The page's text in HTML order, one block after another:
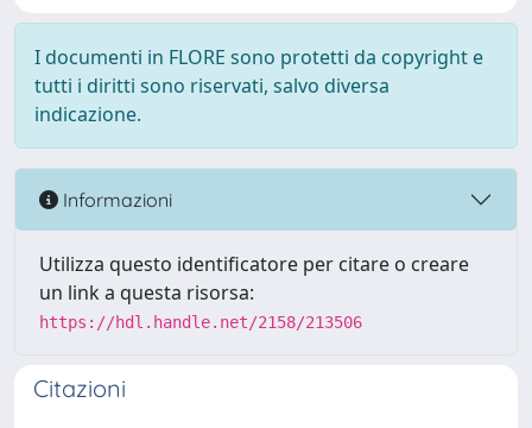
I documenti in FLORE sono protetti da copyright e
tutti i diritti sono riservati, salvo diversa
indicazione.
Informazioni
Utilizza questo identificatore per citare o creare
un link a questa risorsa:
https://hdl.handle.net/2158/213506
Citazioni